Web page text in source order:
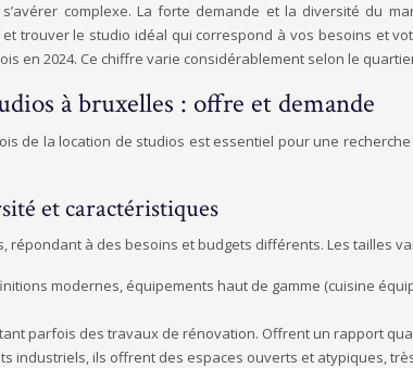
complexe. La forte demande et la diversité du
trouver le studio idéal qui correspond à vos besoins et
en 2024. Ce chiffre varie considérablement selon le
à bruxelles : offre et demande
de la location de studios est essentiel pour une
et caractéristiques
à des besoins et budgets différents. Les tailles
modernes, équipements haut de gamme (cuisine
parfois des travaux de rénovation. Offrent un rapport
industriels, ils offrent des espaces ouverts et atypiques,